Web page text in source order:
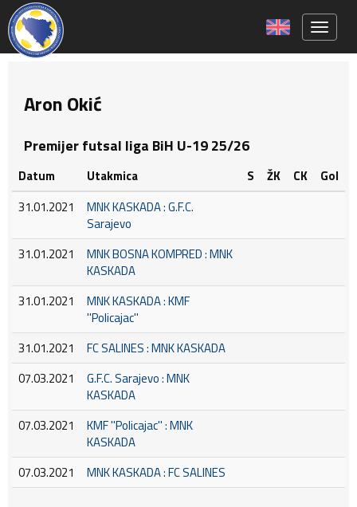
Aron Okić
Premijer futsal liga BiH U-19 25/26
Datum Utakmica S ŽK CK
Gol
31.01.2021
MNK KASKADA : G.F.C.
Sarajevo
31.01.2021
MNK BOSNA KOMPRED : MNK
KASKADA
31.01.2021
MNK KASKADA : KMF
''Policajac''
31.01.2021
FC SALINES : MNK KASKADA
07.03.2021
G.F.C. Sarajevo : MNK
KASKADA
07.03.2021
KMF ''Policajac'' : MNK
KASKADA
07.03.2021
MNK KASKADA : FC SALINES